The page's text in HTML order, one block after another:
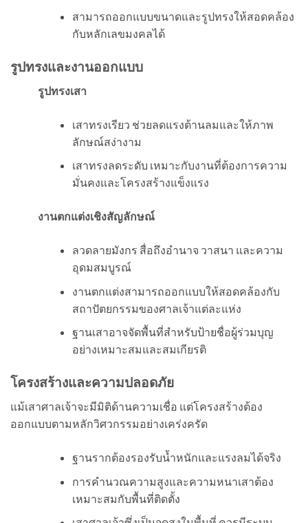
สามารถออกแบบขนาดและรูปทรงให้สอดคล้อง
กับหลักเลขมงคลได้
รูปทรงและงานออกแบบ
รูปทรงเสา
เสาทรงเรียว ช่วยลดแรงต้านลมและให้ภาพ
ลักษณ์สง่างาม
เสาทรงลดระดับ เหมาะกับงานที่ต้องการความ
มั่นคงและโครงสร้างแข็งแรง
งานตกแต่งเชิงสัญลักษณ์
ลวดลายมังกร สื่อถึงอำนาจ วาสนา และความ
อุดมสมบูรณ์
งานตกแต่งสามารถออกแบบให้สอดคล้องกับ
สถาปัตยกรรมของศาลเจ้าแต่ละแห่ง
ฐานเสาอาจจัดพื้นที่สำหรับป้ายชื่อผู้ร่วมบุญ
อย่างเหมาะสมและสมเกียรติ
โครงสร้างและความปลอดภัย
แม้เสาศาลเจ้าจะมีมิติด้านความเชื่อ แต่โครงสร้างต้อง
ออกแบบตามหลักวิศวกรรมอย่างเคร่งครัด
ฐานรากต้องรองรับน้ำหนักและแรงลมได้จริง
การคำนวณความสูงและความหนาเสาต้อง
เหมาะสมกับพื้นที่ติดตั้ง